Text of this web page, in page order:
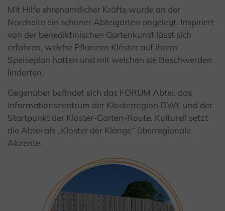
Mit Hilfe ehrenamtlicher Kräfte wurde an der
Nordseite ein schöner Abteigarten angelegt. Inspiriert
von der benediktinischen Gartenkunst lässt sich
erfahren, welche Pflanzen Klöster auf ihrem
Speiseplan hatten und mit welchen sie Beschwerden
linderten.
Gegenüber befindet sich das FORUM Abtei, das
Informationszentrum der Klosterregion OWL und der
Startpunkt der Kloster-Garten-Route. Kulturell setzt
die Abtei als „Kloster der Klänge“ überregionale
Akzente.